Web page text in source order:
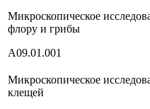
Микроскопическое
флору и грибы
А09.01.001
Микроскопическое
клещей